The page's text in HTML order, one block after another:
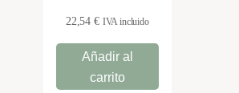
HerbalGem
22,54€ IVA incluido
Añadir al
carrito